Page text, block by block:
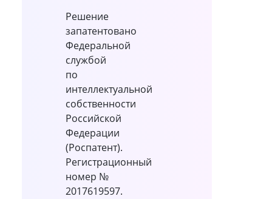
Решение
запатентовано
Федеральной
службой
по
интеллектуальной
собственности
Российской
Федерации
(Роспатент).
Регистрационный
номер №
2017619597.